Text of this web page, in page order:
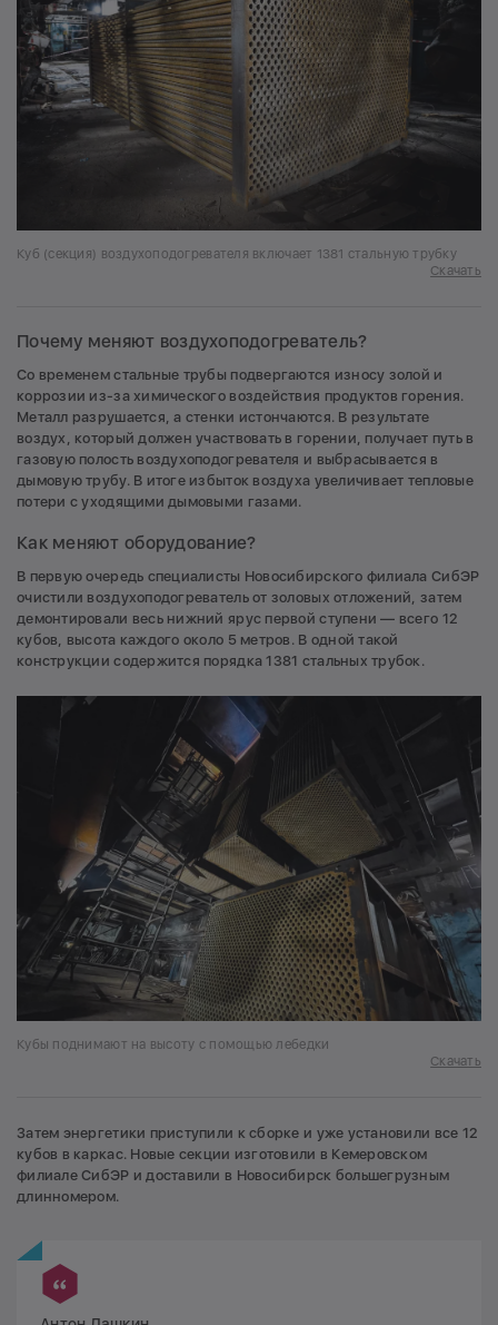
Куб (секция) воздухоподогревателя включает 1381 стальную трубку
Скачать
Почему меняют воздухоподогреватель?
Со временем стальные трубы подвергаются износу золой и
коррозии из-за химического воздействия продуктов горения.
Металл разрушается, а стенки истончаются. В результате
воздух, который должен участвовать в горении, получает путь в
газовую полость воздухоподогревателя и выбрасывается в
дымовую трубу. В итоге избыток воздуха увеличивает тепловые
потери с уходящими дымовыми газами.
Как меняют оборудование?
В первую очередь специалисты Новосибирского филиала СибЭР
очистили воздухоподогреватель от золовых отложений, затем
демонтировали весь нижний ярус первой ступени — всего 12
кубов, высота каждого около 5 метров. В одной такой
конструкции содержится порядка 1381 стальных трубок.
Кубы поднимают на высоту с помощью лебедки
Скачать
Затем энергетики приступили к сборке и уже установили все 12
кубов в каркас. Новые секции изготовили в Кемеровском
филиале СибЭР и доставили в Новосибирск большегрузным
длинномером.